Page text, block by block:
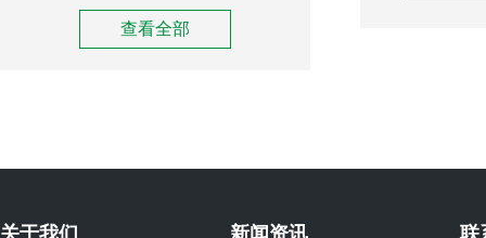
查看全部
关于我们 新闻资讯 联